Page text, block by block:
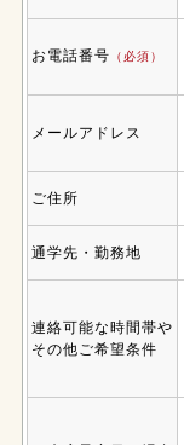
お電話番号 （必須）
メールアドレス
ご住所
通学先・勤務地
連絡可能な時間帯や
その他ご希望条件